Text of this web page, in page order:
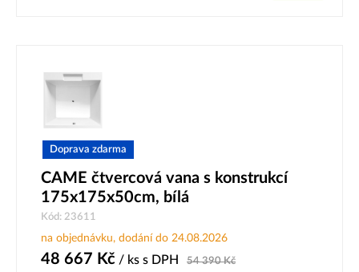
Doprava zdarma
CAME čtvercová vana s konstrukcí
175x175x50cm, bílá
Kód: 23611
na objednávku, dodání do 24.08.2026
48 667 Kč / ks s DPH 54 390Kč